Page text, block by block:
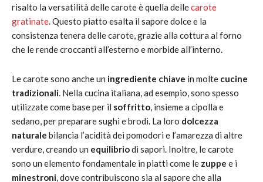
risalto la versatilità delle carote è quella dellecarote
gratinate. Questo piatto esalta il sapore dolce e la
consistenza tenera delle carote, grazie alla cottura al forno
che le rende croccanti all’esterno e morbide all’interno.
Le carote sono anche un ingrediente chiave in molte cucine
tradizionali. Nella cucina italiana, ad esempio, sono spesso
utilizzate come base per il soffritto, insieme a cipolla e
sedano, per preparare sughi e brodi. La loro dolcezza
naturale bilancia l’acidità dei pomodori e l’amarezza di altre
verdure, creando un equilibriodi sapori. Inoltre, le carote
sono un elemento fondamentale in piatti come le zuppe e i
minestroni, dove contribuiscono sia al sapore che alla